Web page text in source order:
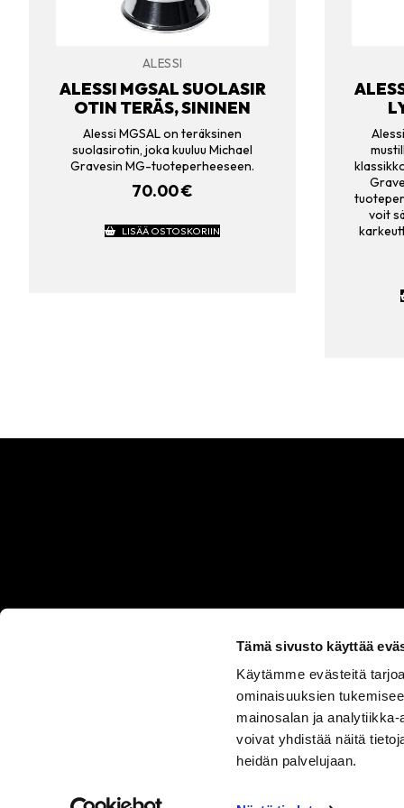
Tämä sivusto käyttää
Käytämme evästeitä
ominaisuuksien
mainosalan ja
voivat yhdistää näitä
heidän palvelujaan.
ALESSI
ALESSI MGSAL SUOLASIR
OTIN TERÄS, SININEN
Alessi MGSAL on teräksinen
suolasirotin, joka kuuluu Michael
Gravesin MG-tuoteperheeseen.
70.00€
LISÄÄ OSTOSKORIIN
voit
ASIAKASPALVELU
0330